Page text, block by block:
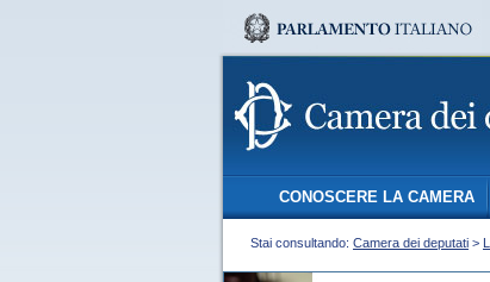
CONOSCERE LA CAMERA
Stai consultando: Camera dei deputati >